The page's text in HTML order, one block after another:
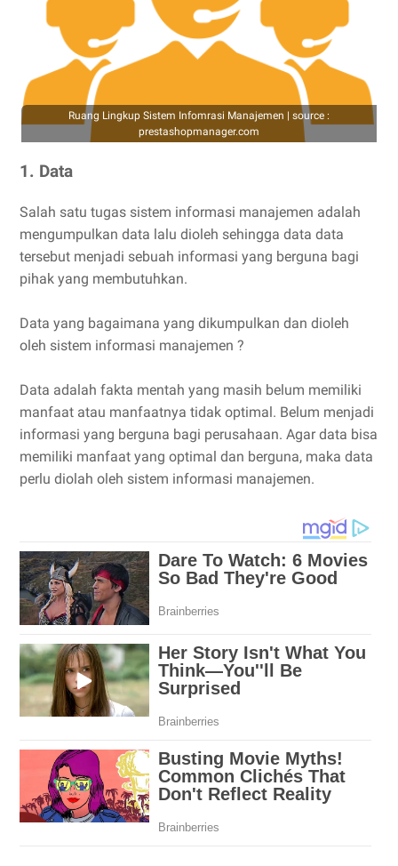
Ruang Lingkup Sistem Infomrasi Manajemen | source :
prestashopmanager.com
1. Data
Salah satu tugas sistem informasi manajemen adalah
mengumpulkan data lalu dioleh sehingga data data
tersebut menjadi sebuah informasi yang berguna bagi
pihak yang membutuhkan.
Data yang bagaimana yang dikumpulkan dan dioleh
oleh sistem informasi manajemen ?
Data adalah fakta mentah yang masih belum memiliki
manfaat atau manfaatnya tidak optimal. Belum menjadi
informasi yang berguna bagi perusahaan. Agar data bisa
memiliki manfaat yang optimal dan berguna, maka data
perlu diolah oleh sistem informasi manajemen.